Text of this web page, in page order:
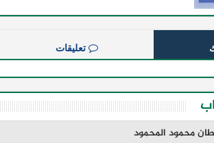
تعليقات
محمود المحمود